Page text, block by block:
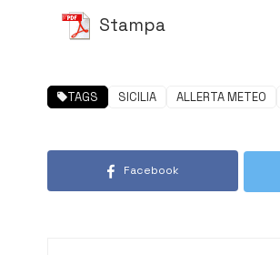
Stampa
TAGS SICILIA ALLERTA METEO
Facebook